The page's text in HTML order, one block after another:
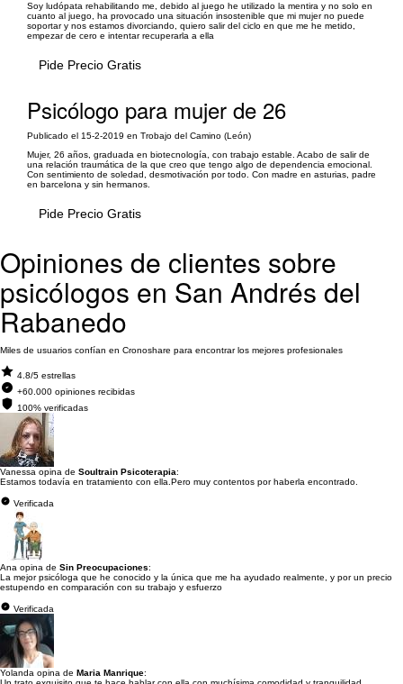
Soy ludópata rehabilitando me, debido al juego he utilizado la mentira y no solo en
cuanto al juego, ha provocado una situación insostenible que mi mujer no puede
soportar y nos estamos divorciando, quiero salir del ciclo en que me he metido,
empezar de cero e intentar recuperarla a ella
Pide Precio Gratis
Psicólogo para mujer de 26
Publicado el 15-2-2019 en Trobajo del Camino (León)
Mujer, 26 años, graduada en biotecnología, con trabajo estable. Acabo de salir de
una relación traumática de la que creo que tengo algo de dependencia emocional.
Con sentimiento de soledad, desmotivación por todo. Con madre en asturias, padre
en barcelona y sin hermanos.
Pide Precio Gratis
Opiniones de clientes sobre
psicólogos en San Andrés del
Rabanedo
Miles de usuarios confían en Cronoshare para encontrar los mejores profesionales
4.8/5 estrellas
+60.000 opiniones recibidas
100% verificadas
Vanessa opina de Soultrain Psicoterapia:
Estamos todavía en tratamiento con ella.Pero muy contentos por haberla encontrado.
Verificada
Ana opina de Sin Preocupaciones:
La mejor psicóloga que he conocido y la única que me ha ayudado realmente, y por un precio
estupendo en comparación con su trabajo y esfuerzo
Verificada
Yolanda opina de Maria Manrique: